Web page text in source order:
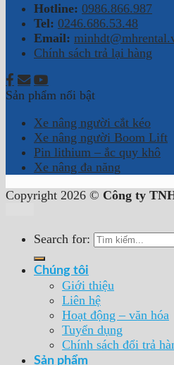
Hotline: 0986.866.987
Tel: 0246.686.53.48
Email:
Chính sách trả lại hàng
Sản phẩm nổi bật
Xe nâng người cắt kéo
Xe nâng người Boom Lift
Pin lithium – ắc quy khô
Xe nâng đa năng
Copyright 2026 © Công ty
Search for:
Chúng tôi
Giới thiệu
Liên hệ
Hoạt động – văn hóa
Tuyển dụng
Chính sách đổi trả
Sản phẩm